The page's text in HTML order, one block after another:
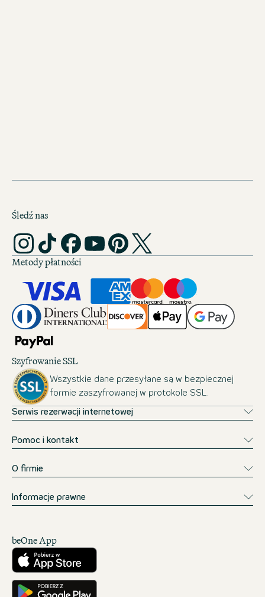
Śledź nas
Metody płatności
Szyfrowanie SSL
Wszystkie dane przesyłane są w bezpiecznej
formie zaszyfrowanej w protokole SSL.
Serwis rezerwacji internetowej
Pomoc i kontakt
O firmie
Informacje prawne
beOne App
Pobierz w App Store
Pobierz w Google Play